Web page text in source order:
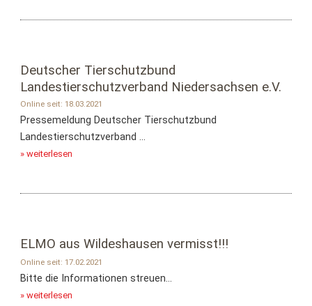
Deutscher Tierschutzbund
Landestierschutzverband Niedersachsen e.V.
Online seit: 18.03.2021
Pressemeldung Deutscher Tierschutzbund
Landestierschutzverband ...
» weiterlesen
ELMO aus Wildeshausen vermisst!!!
Online seit: 17.02.2021
Bitte die Informationen streuen...
» weiterlesen